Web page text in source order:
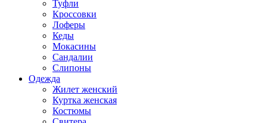
Туфли
Кроссовки
Лоферы
Кеды
Мокасины
Сандалии
Слипоны
Одежда
Жилет женский
Куртка женская
Костюмы